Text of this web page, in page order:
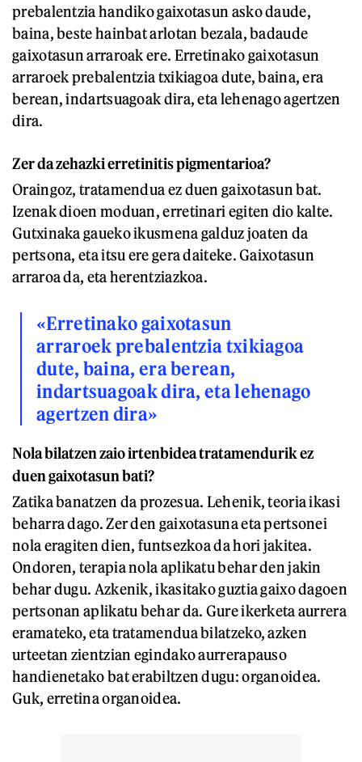
prebalentzia handiko gaixotasun asko daude,
baina, beste hainbat arlotan bezala, badaude
gaixotasun arraroak ere. Erretinako gaixotasun
arraroek prebalentzia txikiagoa dute, baina, era
berean, indartsuagoak dira, eta lehenago agertzen
dira.
Zer da zehazki erretinitis pigmentarioa?
Oraingoz, tratamendua ez duen gaixotasun bat.
Izenak dioen moduan, erretinari egiten dio kalte.
Gutxinaka gaueko ikusmena galduz joaten da
pertsona, eta itsu ere gera daiteke. Gaixotasun
arraroa da, eta herentziazkoa.
«Erretinako gaixotasun
arraroek prebalentzia txikiagoa
dute, baina, era berean,
indartsuagoak dira, eta lehenago
agertzen dira»
Nola bilatzen zaio irtenbidea tratamendurik ez
duen gaixotasun bati?
Zatika banatzen da prozesua. Lehenik, teoria ikasi
beharra dago. Zer den gaixotasuna eta pertsonei
nola eragiten dien, funtsezkoa da hori jakitea.
Ondoren, terapia nola aplikatu behar den jakin
behar dugu. Azkenik, ikasitako guztia gaixo dagoen
pertsonan aplikatu behar da. Gure ikerketa aurrera
eramateko, eta tratamendua bilatzeko, azken
urteetan zientzian egindako aurrerapauso
handienetako bat erabiltzen dugu: organoidea.
Guk, erretina organoidea.